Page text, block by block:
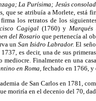
La Purísima; Jesús
que se atribuía a Morlete, está
los retratos de los
Cagigal (1760) y
del Rosario que pertenecía al
unSan Isidro Labrador. El
es decir, una de sus
Finalmente en una
en Roma, fechado en 1766,
de San Carlos en 1781,
moriría en el decenio del 70,